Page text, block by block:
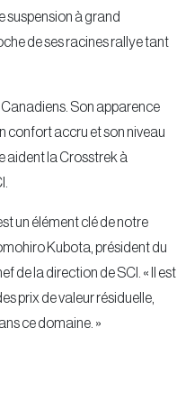
suspension à grand
de ses racines rallye tant
Son apparence
confort accru et son niveau
aident la Crosstrek à
un élément clé de notre
Kubota, président du
de la direction de SCI. « Il est
prix de valeur résiduelle,
ce domaine. »